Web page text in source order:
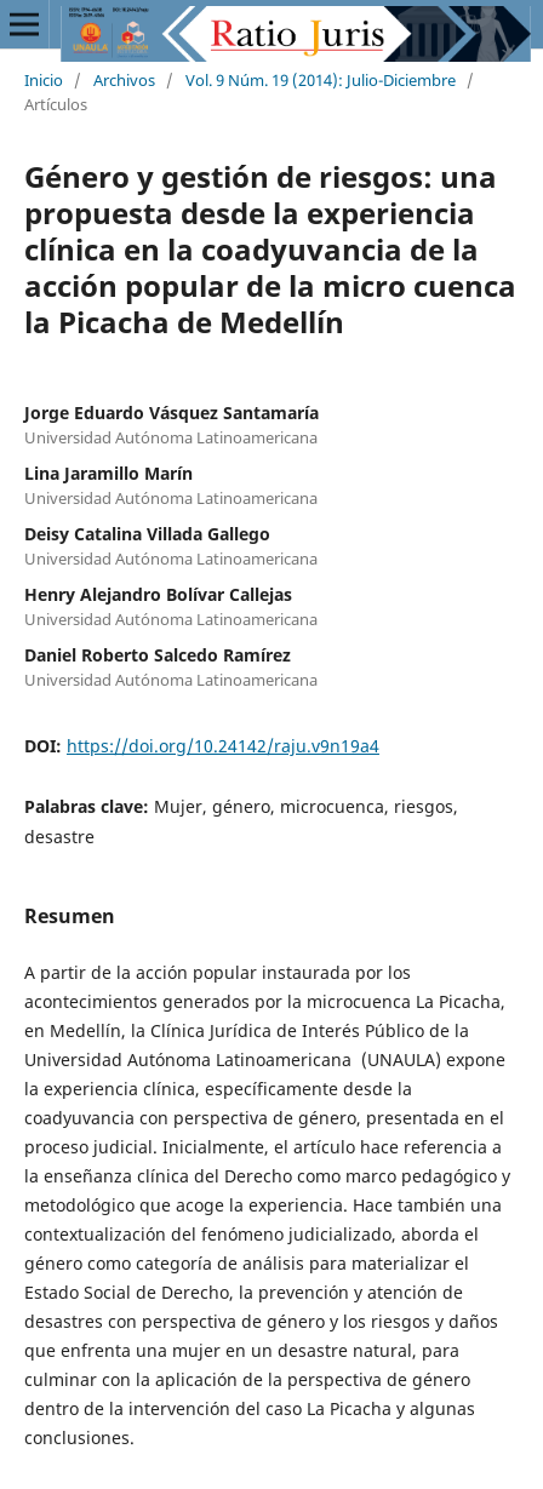
Inicio / Archivos / Vol. 9 Núm. 19 (2014): Julio-Diciembre /
Artículos
Género y gestión de riesgos: una
propuesta desde la experiencia
clínica en la coadyuvancia de la
acción popular de la micro cuenca
la Picacha de Medellín
Jorge Eduardo Vásquez Santamaría
Universidad Autónoma Latinoamericana
Lina Jaramillo Marín
Universidad Autónoma Latinoamericana
Deisy Catalina Villada Gallego
Universidad Autónoma Latinoamericana
Henry Alejandro Bolívar Callejas
Universidad Autónoma Latinoamericana
Daniel Roberto Salcedo Ramírez
Universidad Autónoma Latinoamericana
DOI: https://doi.org/10.24142/raju.v9n19a4
Palabras clave: Mujer, género, microcuenca, riesgos,
desastre
Resumen
A partir de la acción popular instaurada por los
acontecimientos generados por la microcuenca La Picacha,
en Medellín, la Clínica Jurídica de Interés Público de la
Universidad Autónoma Latinoamericana (UNAULA) expone
la experiencia clínica, específicamente desde la
coadyuvancia con perspectiva de género, presentada en el
proceso judicial. Inicialmente, el artículo hace referencia a
la enseñanza clínica del Derecho como marco pedagógico y
metodológico que acoge la experiencia. Hace también una
contextualización del fenómeno judicializado, aborda el
género como categoría de análisis para materializar el
Estado Social de Derecho, la prevención y atención de
desastres con perspectiva de género y los riesgos y daños
que enfrenta una mujer en un desastre natural, para
culminar con la aplicación de la perspectiva de género
dentro de la intervención del caso La Picacha y algunas
conclusiones.